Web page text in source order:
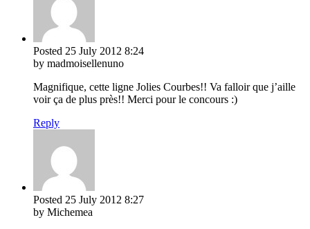
Posted 25 July 2012 8:24
by madmoisellenuno
Magnifique, cette ligne Jolies Courbes!! Va falloir que j’aille
voir ça de plus près!! Merci pour le concours :)
Reply
Posted 25 July 2012 8:27
by Michemea